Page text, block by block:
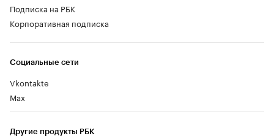
Социальные сети
Vkontakte
Max
Другие продукты РБК
Подписка на РБК
Корпоративная подписка